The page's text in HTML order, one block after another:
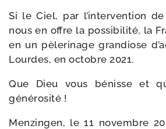
Si le Ciel, par l’intervention
nous en offre la pos­si­bi­li­té, la
en un pèle­ri­nage gran­diose
Lourdes, en octobre 2021.
Que Dieu vous bénisse et
générosité !
Menzingen, le 11 novembre